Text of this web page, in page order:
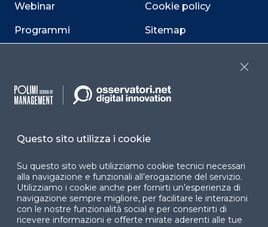
Webinar
Programmi
Cookie policy
Sitemap
Cookie Center
YouTube X
Questo sito utilizza i cookie
Su questo sito web utilizziamo cookie tecnici necessari
alla navigazione e funzionali all’erogazione del servizio.
Utilizziamo i cookie anche per fornirti un’esperienza di
navigazione sempre migliore, per facilitare le interazioni
con le nostre funzionalità social e per consentirti di
ricevere informazioni e offerte mirate aderenti alle tue